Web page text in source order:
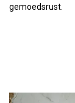
gemoedsrust.